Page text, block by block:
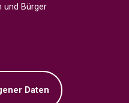
und Bürger
Daten